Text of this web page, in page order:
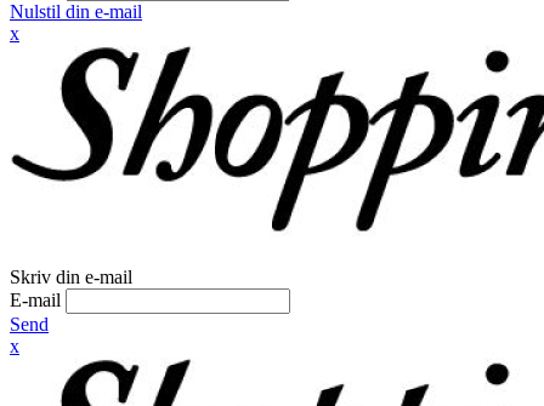
Nulstil din e-mail
x
Skriv din e-mail
E-mail
Send
x